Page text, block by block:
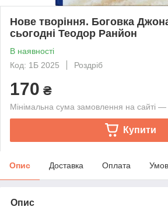
Нове творіння. Боговка
сьогодні Теодор Ранйон
В наявності
Код: 1Б 2025
Роздріб
170 ₴
Мінімальна сума замовлення на сайті
Купити
Опис Доставка Оплата
Опис